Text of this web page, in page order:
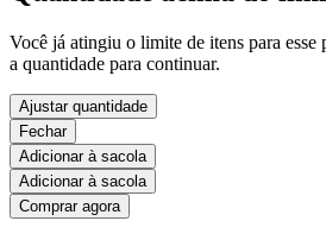
Você já atingiu o limite de itens para
a quantidade para continuar.
Ajustar quantidade
Fechar
Adicionar à sacola
Adicionar à sacola
Comprar agora